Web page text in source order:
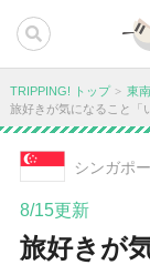
TRIPPING! トップ 東
旅好きが気になること「
シンガポ
8/15更新
旅好きが